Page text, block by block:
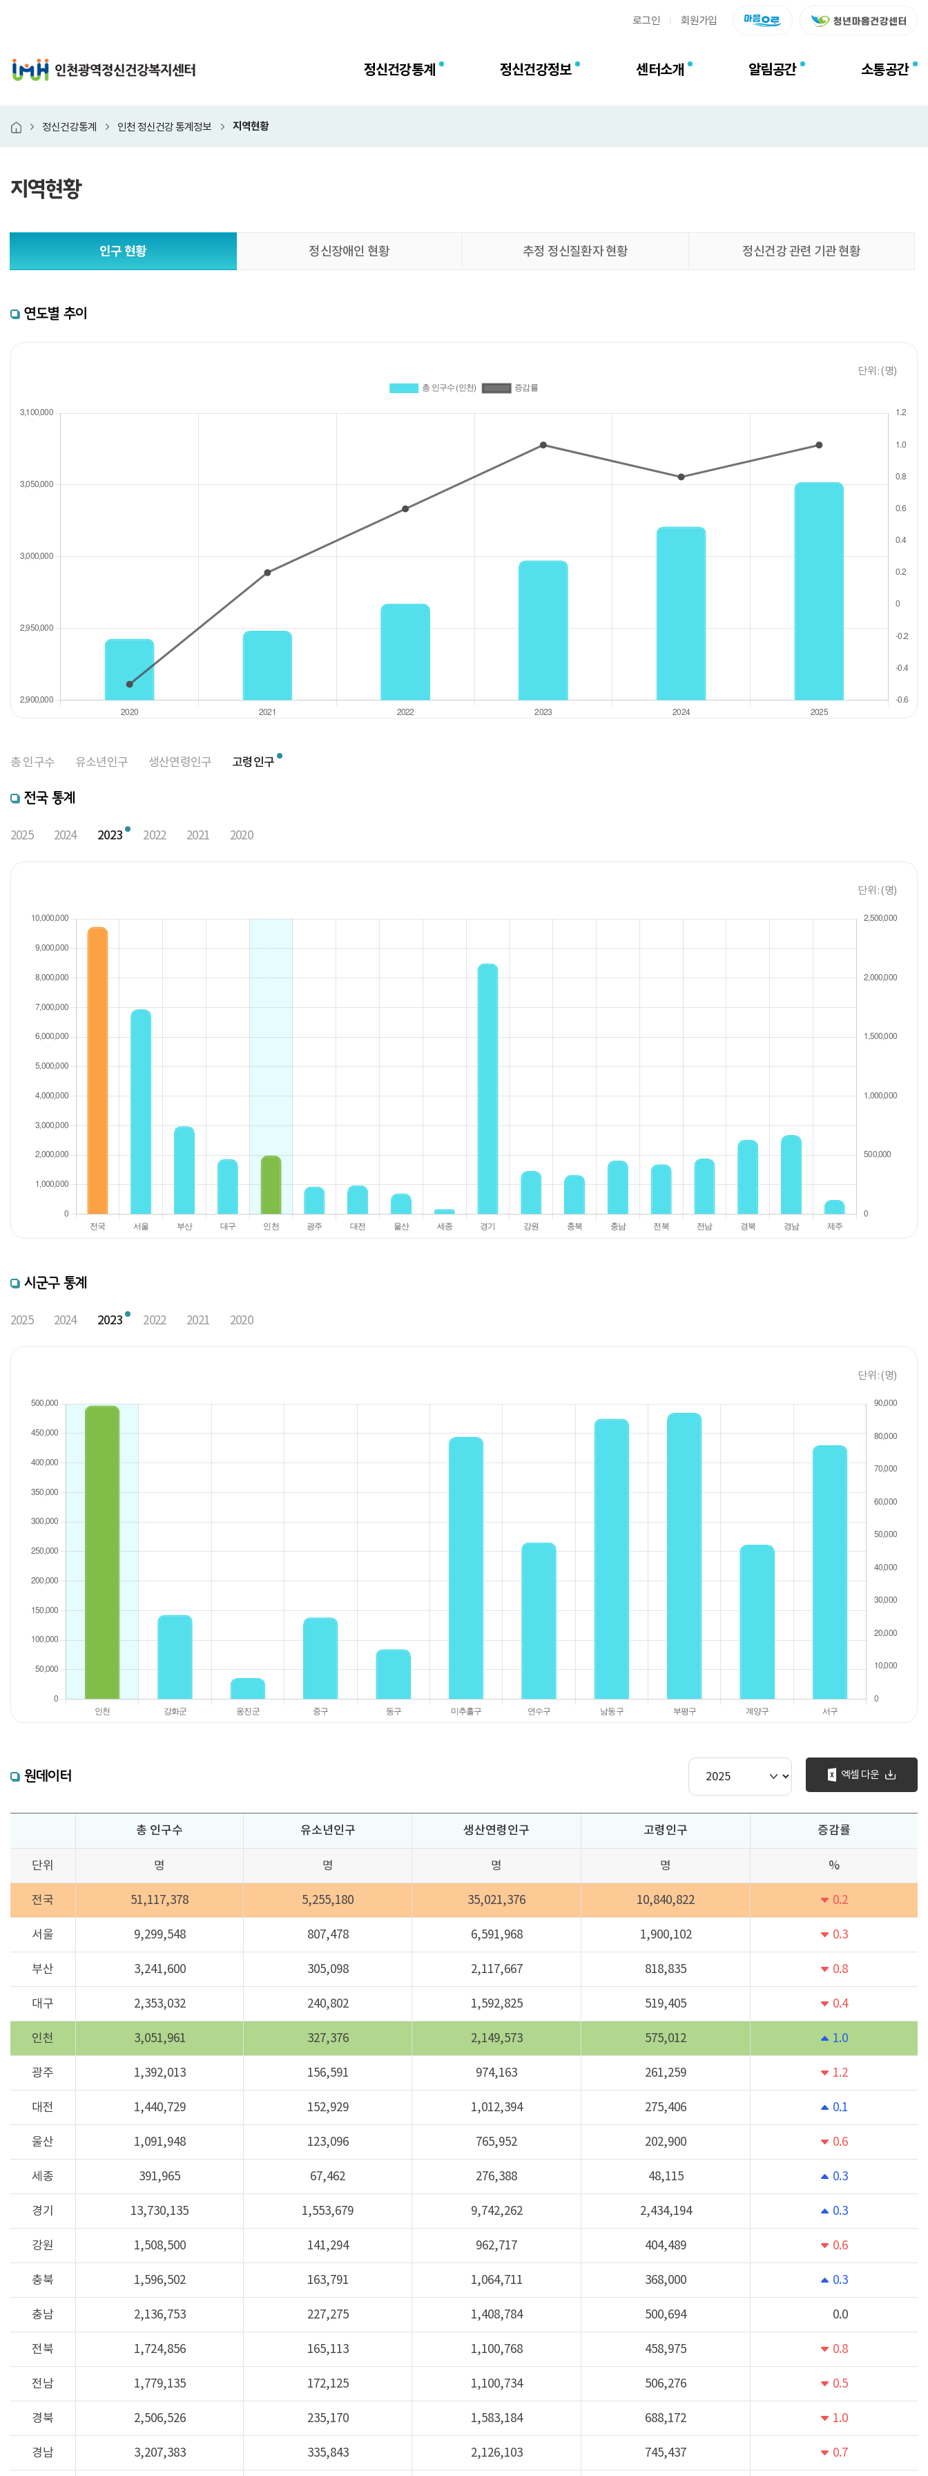
정신건강통계 정신건강정보 센터소개 알림공간 소통공간
로그인 회원가입
홈 정신건강통계 인천 정신건강 통계정보 지역현황
지역현황
시
인구 현황 정신장애인 현황 추정 정신질환자 현황 정신건강 관련 기관 현황
연도별 추이
단위 : (명)
총 인구수 유소년인구 생산연령인구 고령인구
전국 통계
2025 2024 2023 2022 2021 2020
단위 : (명)
시군구 통계
2025 2024 2023 2022 2021 2020
단위 : (명)
원데이터 엑셀 다운
총 인구수 유소년인구 생산연령인구 고령인구 증감률
단위 명 명 명 명 %
전국 51,117,378 5,255,180 35,021,376 10,840,822 0.2
서울 9,299,548 807,478 6,591,968 1,900,102 0.3
부산 3,241,600 305,098 2,117,667 818,835 0.8
대구 2,353,032 240,802 1,592,825 519,405 0.4
인천 3,051,961 327,376 2,149,573 575,012 1.0
광주 1,392,013 156,591 974,163 261,259 1.2
대전 1,440,729 152,929 1,012,394 275,406 0.1
울산 1,091,948 123,096 765,952 202,900 0.6
세종 391,965 67,462 276,388 48,115 0.3
경기 13,730,135 1,553,679 9,742,262 2,434,194 0.3
강원 1,508,500 141,294 962,717 404,489 0.6
충북 1,596,502 163,791 1,064,711 368,000 0.3
충남 2,136,753 227,275 1,408,784 500,694 0.0
전북 1,724,856 165,113 1,100,768 458,975 0.8
전남 1,779,135 172,125 1,100,734 506,276 0.5
경북 2,506,526 235,170 1,583,184 688,172 1.0
경남 3,207,383 335,843 2,126,103 745,437 0.7